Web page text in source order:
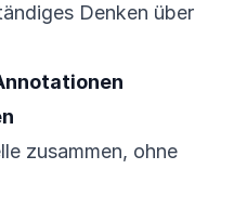
Denken über
zusammen, ohne